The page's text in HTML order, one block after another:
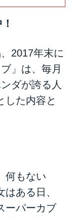
2017年末に
」は、毎月
ダが誇る人
した内容と
何もない
ある日、
ーパーカブ